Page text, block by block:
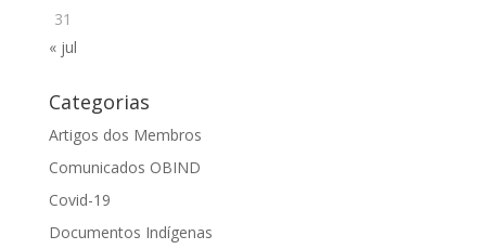
31
« jul
Categorias
Artigos dos Membros
Comunicados OBIND
Covid-19
Documentos Indígenas